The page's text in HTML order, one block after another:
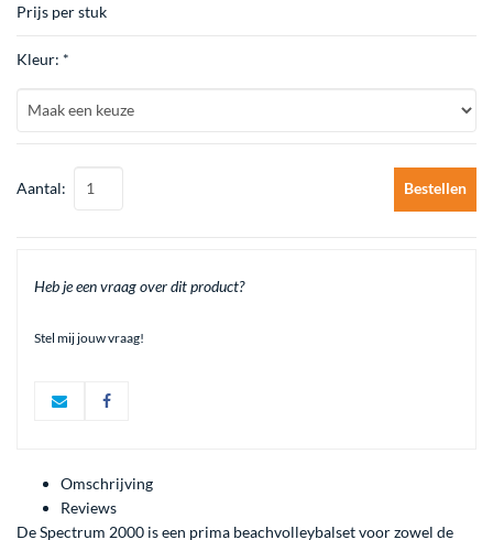
Prijs per stuk
Kleur: *
Aantal: Bestellen
Heb je een vraag over dit product?
Stel mij jouw vraag!
Omschrijving
Reviews
De Spectrum 2000 is een prima beachvolleybalset voor zowel de